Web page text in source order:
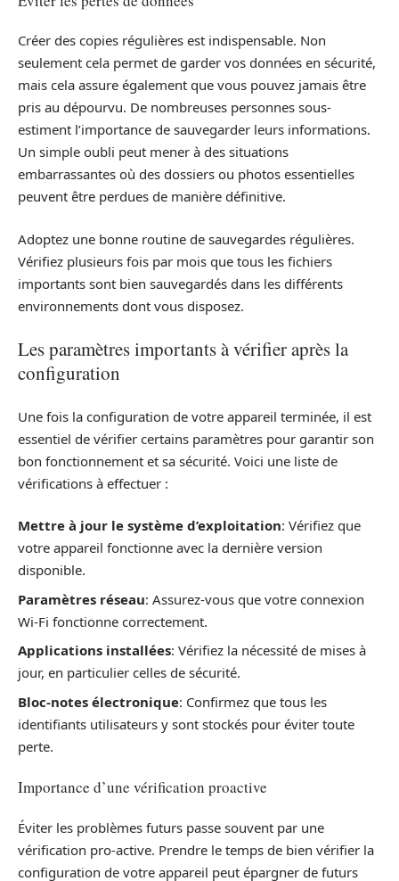
Créer des copies régulières est indispensable. Non
seulement cela permet de garder vos données en sécurité,
mais cela assure également que vous pouvez jamais être
pris au dépourvu. De nombreuses personnes sous-
estiment l’importance de sauvegarder leurs informations.
Un simple oubli peut mener à des situations
embarrassantes où des dossiers ou photos essentielles
peuvent être perdues de manière définitive.
Adoptez une bonne routine de sauvegardes régulières.
Vérifiez plusieurs fois par mois que tous les fichiers
importants sont bien sauvegardés dans les différents
environnements dont vous disposez.
Les paramètres importants à vérifier après la
configuration
Une fois la configuration de votre appareil terminée, il est
essentiel de vérifier certains paramètres pour garantir son
bon fonctionnement et sa sécurité. Voici une liste de
vérifications à effectuer :
Mettre à jour le système d’exploitation: Vérifiez que
votre appareil fonctionne avec la dernière version
disponible.
Paramètres réseau: Assurez-vous que votre connexion
Wi-Fi fonctionne correctement.
Applications installées: Vérifiez la nécessité de mises à
jour, en particulier celles de sécurité.
Bloc-notes électronique: Confirmez que tous les
identifiants utilisateurs y sont stockés pour éviter toute
perte.
Importance d’une vérification proactive
Éviter les problèmes futurs passe souvent par une
vérification pro-active. Prendre le temps de bien vérifier la
configuration de votre appareil peut épargner de futurs